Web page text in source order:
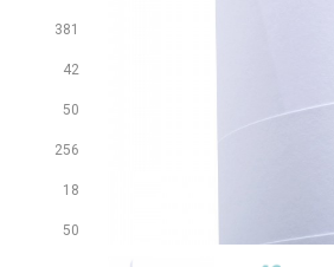
381
42
50
256
18
50